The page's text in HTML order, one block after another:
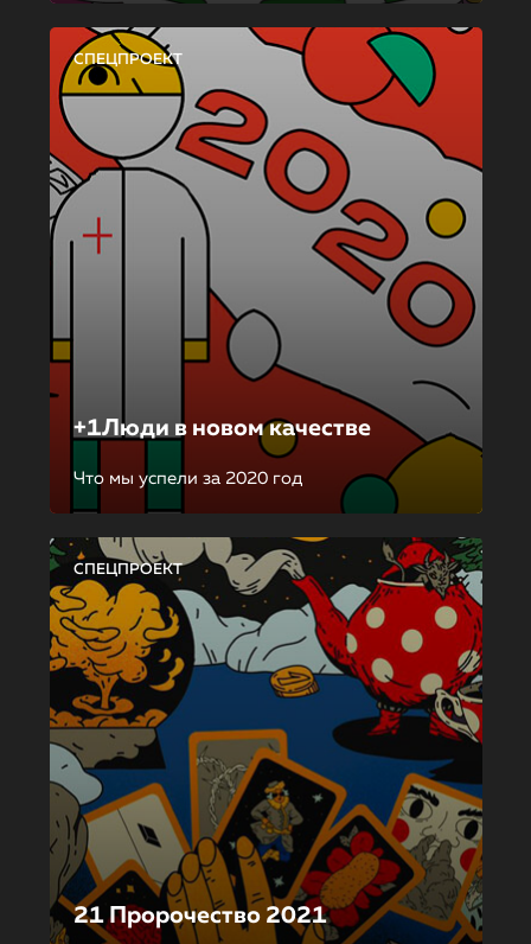
СПЕЦПРОЕКТ
+1Люди в новом качестве
Что мы успели за 2020 год
СПЕЦПРОЕКТ
21 Пророчество 2021